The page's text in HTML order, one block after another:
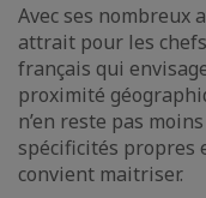
Avec ses nombreux
attrait pour les
français qui
proximité
n’en reste pas
spécificités propres
convient maitriser.